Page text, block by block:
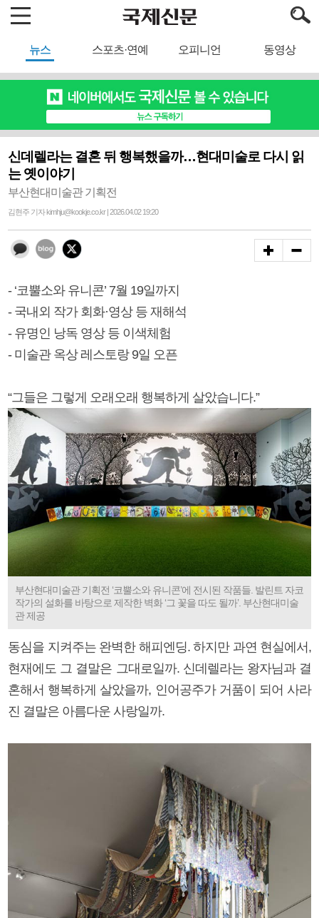
뉴스 스포츠·연예 오피니언 동영상
신데렐라는 결혼 뒤 행복했을까…현대미술로 다시 읽
는 옛이야기
부산현대미술관 기획전
김현주 기자 kimhju@kookje.co.kr | 2026.04.02 19:20
- ‘코뿔소와 유니콘’ 7월 19일까지
- 국내외 작가 회화·영상 등 재해석
- 유명인 낭독 영상 등 이색체험
- 미술관 옥상 레스토랑 9일 오픈
“그들은 그렇게 오래오래 행복하게 살았습니다.”
부산현대미술관 기획전 ‘코뿔소와 유니콘’에 전시된 작품들. 발린트 자코
작가의 설화를 바탕으로 제작한 벽화 ‘그 꽃을 따도 될까’. 부산현대미술
관 제공
동심을 지켜주는 완벽한 해피엔딩. 하지만 과연 현실에서,
현재에도 그 결말은 그대로일까. 신데렐라는 왕자님과 결
혼해서 행복하게 살았을까, 인어공주가 거품이 되어 사라
진 결말은 아름다운 사랑일까.